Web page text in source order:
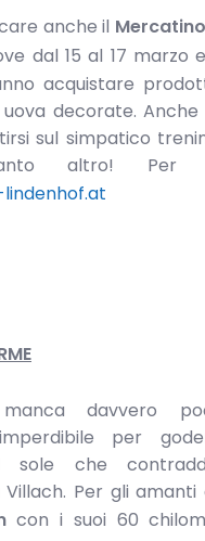
anche il
dal 15 al 17 marzo
acquistare
decorate.
sul simpatico
altro! Per
manca davvero
imperdibile per
che
Per gli amanti
con i suoi 60